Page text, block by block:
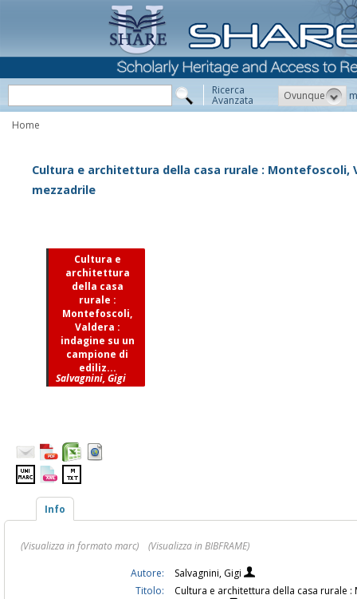
Ricerca
Avanzata Ovunque
Home
Cultura e architettura della casa rurale : Montefoscoli,
mezzadrile
Cultura e
architettura
della casa
rurale :
Montefoscoli,
Valdera :
indagine su un
campione di
ediliz...
Salvagnini, Gigi
Info
(Visualizza in formato marc)
(Visualizza in BIBFRAME)
Autore:
Salvagnini, Gigi
Titolo:
Cultura e architettura della casa rurale